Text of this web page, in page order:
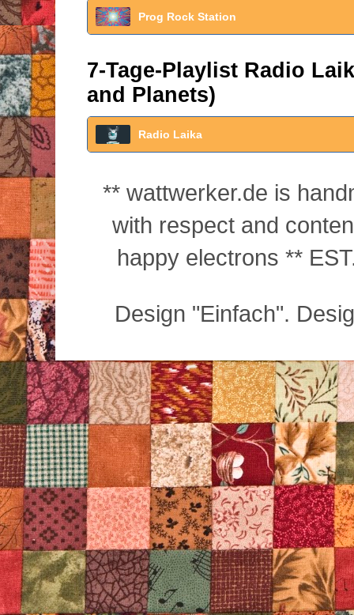
Prog Rock Station
7-Tage-Playlist Radio
and Planets)
Radio Laika
** wattwerker.de is
with respect and
happy electrons **
Design "Einfach".